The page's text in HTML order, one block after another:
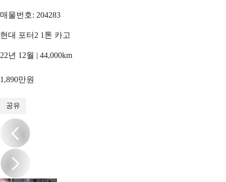
매물번호: 204283
현대 포터2 1톤 카고
22년 12월 | 44,000km
1,890만원
공유
/17